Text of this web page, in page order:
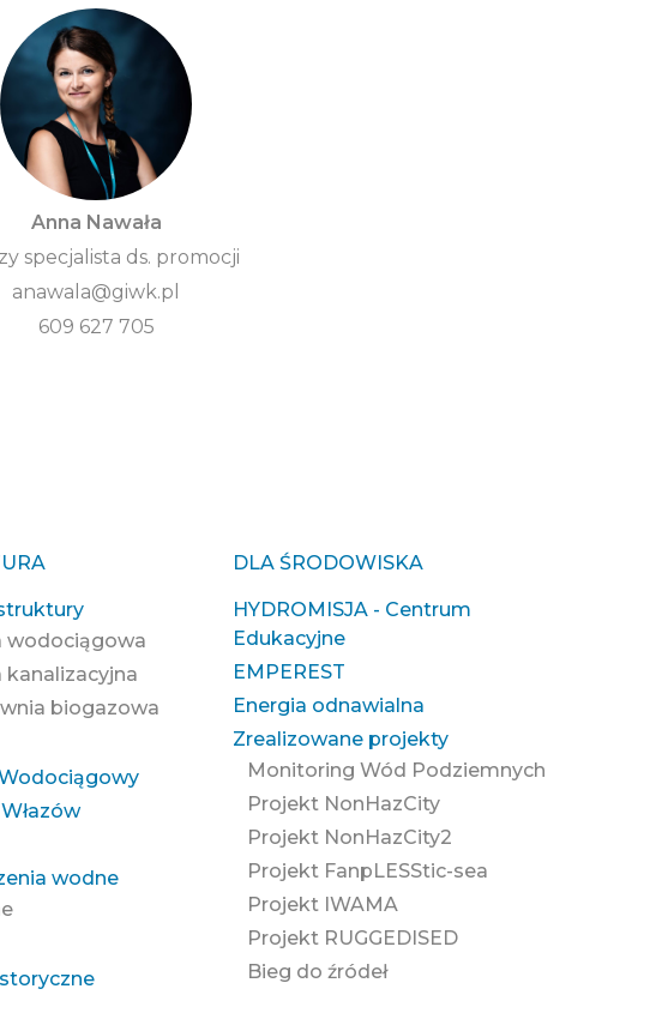
Anna Nawała
specjalista ds. promocji
anawala@giwk.pl
609 627 705
wodociągowa
biogazowa
wodne
DLA ŚRODOWISKA
HYDROMISJA - Centrum
Edukacyjne
EMPEREST
Energia odnawialna
Zrealizowane projekty
Monitoring Wód Podziemnych
Projekt NonHazCity
Projekt NonHazCity2
Projekt FanpLESStic-sea
Projekt IWAMA
Projekt RUGGEDISED
Bieg do źródeł